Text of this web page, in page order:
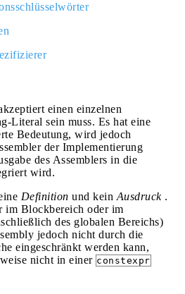
einen einzelnen
Literal sein muss. Es hat eine
Bedeutung, wird jedoch
der Implementierung
des Assemblers in die
wird.
Definition und kein Ausdruck.
im Blockbereich oder im
des globalen Bereichs)
jedoch nicht durch die
eingeschränkt werden kann,
nicht in einer constexpr